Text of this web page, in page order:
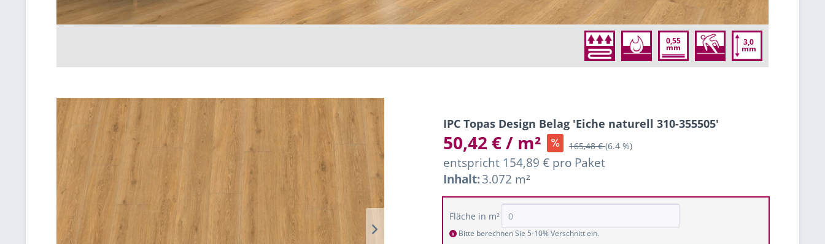
3,0
mm
0,55
mm
IPC Topas Design Belag 'Eiche naturell 310-355505'
50,42 € / m² 165,48 €(6.4 %)
entspricht 154,89 € pro Paket
Inhalt:3.072 m²
Fläche in m²
Bitte berechnen Sie 5-10% Verschnitt ein.